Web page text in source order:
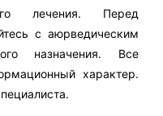
лечения. Перед
с аюрведическим
назначения. Все
характер.